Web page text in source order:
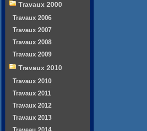
Travaux 2000
Travaux 2006
Travaux 2007
Travaux 2008
Travaux 2009
Travaux 2010
Travaux 2010
Travaux 2011
Travaux 2012
Travaux 2013